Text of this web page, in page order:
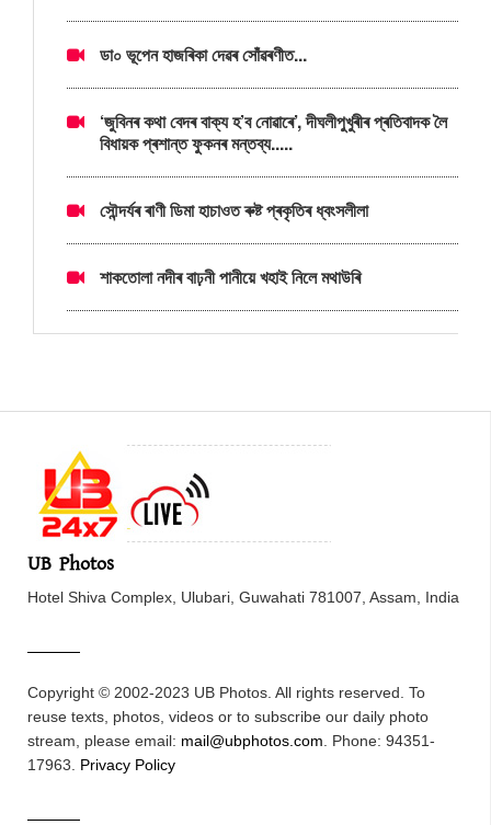
ডা০ ভূপেন হাজৰিকা দেৱৰ সোঁৱৰণীত...
‘জুবিনৰ কথা বেদৰ বাক্য হ’ব নোৱাৰে’, দীঘলীপুখুৰীৰ প্ৰতিবাদক লৈ
বিধায়ক প্ৰশান্ত ফুকনৰ মন্তব্য.....
সৌন্দৰ্যৰ ৰাণী ডিমা হাচাওত ৰুষ্ট প্ৰকৃতিৰ ধ্বংসলীলা
শাকতোলা নদীৰ বাঢ়নী পানীয়ে খহাই নিলে মথাউৰি
UB Photos
Hotel Shiva Complex, Ulubari, Guwahati 781007, Assam, India
Copyright © 2002-2023 UB Photos. All rights reserved. To
reuse texts, photos, videos or to subscribe our daily photo
stream, please email: mail@ubphotos.com . Phone: 94351-
17963. Privacy Policy